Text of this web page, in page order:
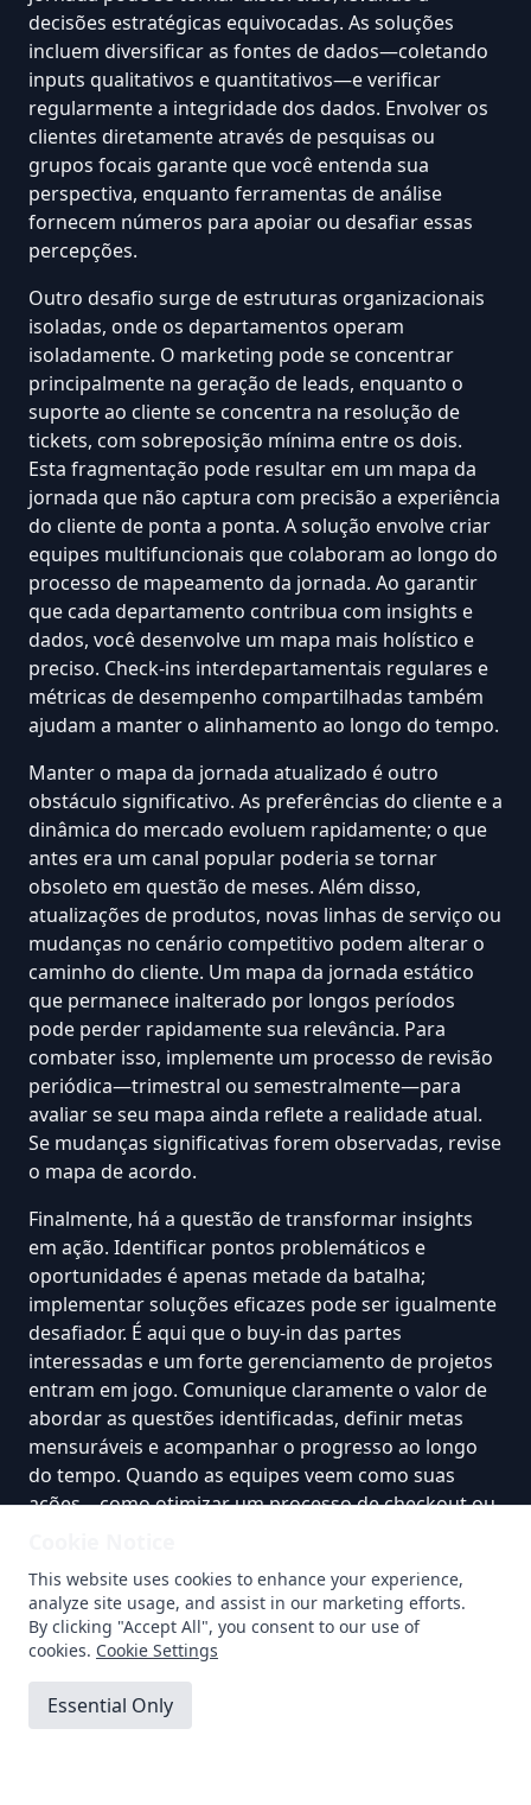
decisões estratégicas equivocadas. As soluções
incluem diversificar as fontes de dados—coletando
inputs qualitativos e quantitativos—e verificar
regularmente a integridade dos dados. Envolver os
clientes diretamente através de pesquisas ou
grupos focais garante que você entenda sua
perspectiva, enquanto ferramentas de análise
fornecem números para apoiar ou desafiar essas
percepções.
Outro desafio surge de estruturas organizacionais
isoladas, onde os departamentos operam
isoladamente. O marketing pode se concentrar
principalmente na geração de leads, enquanto o
suporte ao cliente se concentra na resolução de
tickets, com sobreposição mínima entre os dois.
Esta fragmentação pode resultar em um mapa da
jornada que não captura com precisão a experiência
do cliente de ponta a ponta. A solução envolve criar
equipes multifuncionais que colaboram ao longo do
processo de mapeamento da jornada. Ao garantir
que cada departamento contribua com insights e
dados, você desenvolve um mapa mais holístico e
preciso. Check-ins interdepartamentais regulares e
métricas de desempenho compartilhadas também
ajudam a manter o alinhamento ao longo do tempo.
Manter o mapa da jornada atualizado é outro
obstáculo significativo. As preferências do cliente e a
dinâmica do mercado evoluem rapidamente; o que
antes era um canal popular poderia se tornar
obsoleto em questão de meses. Além disso,
atualizações de produtos, novas linhas de serviço ou
mudanças no cenário competitivo podem alterar o
caminho do cliente. Um mapa da jornada estático
que permanece inalterado por longos períodos
pode perder rapidamente sua relevância. Para
combater isso, implemente um processo de revisão
periódica—trimestral ou semestralmente—para
avaliar se seu mapa ainda reflete a realidade atual.
Se mudanças significativas forem observadas, revise
o mapa de acordo.
Finalmente, há a questão detransformar insights
em ação. Identificar pontos problemáticos e
oportunidades é apenas metade da batalha;
implementar soluções eficazes pode ser igualmente
desafiador. É aqui que o buy-in das partes
interessadas e um forte gerenciamento de projetos
entram em jogo. Comunique claramente o valor de
abordar as questões identificadas, definir metas
mensuráveis e acompanhar o progresso ao longo
do tempo. Quando as equipes veem como suas
ações—como otimizarum processo de checkoutou
mais provável que permaneçam comprometidas
com as melhorias propostas pelo mapa da jornada.
Conclusão
This website uses cookies to enhance your experience,
analyze site usage, and assist in our marketing efforts.
By clicking "Accept All", you consent to our use of
cookies. Cookie Settings
Essential Only